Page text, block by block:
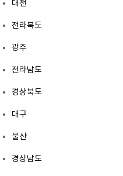
대전
전라북도
광주
전라남도
경상북도
대구
울산
경상남도